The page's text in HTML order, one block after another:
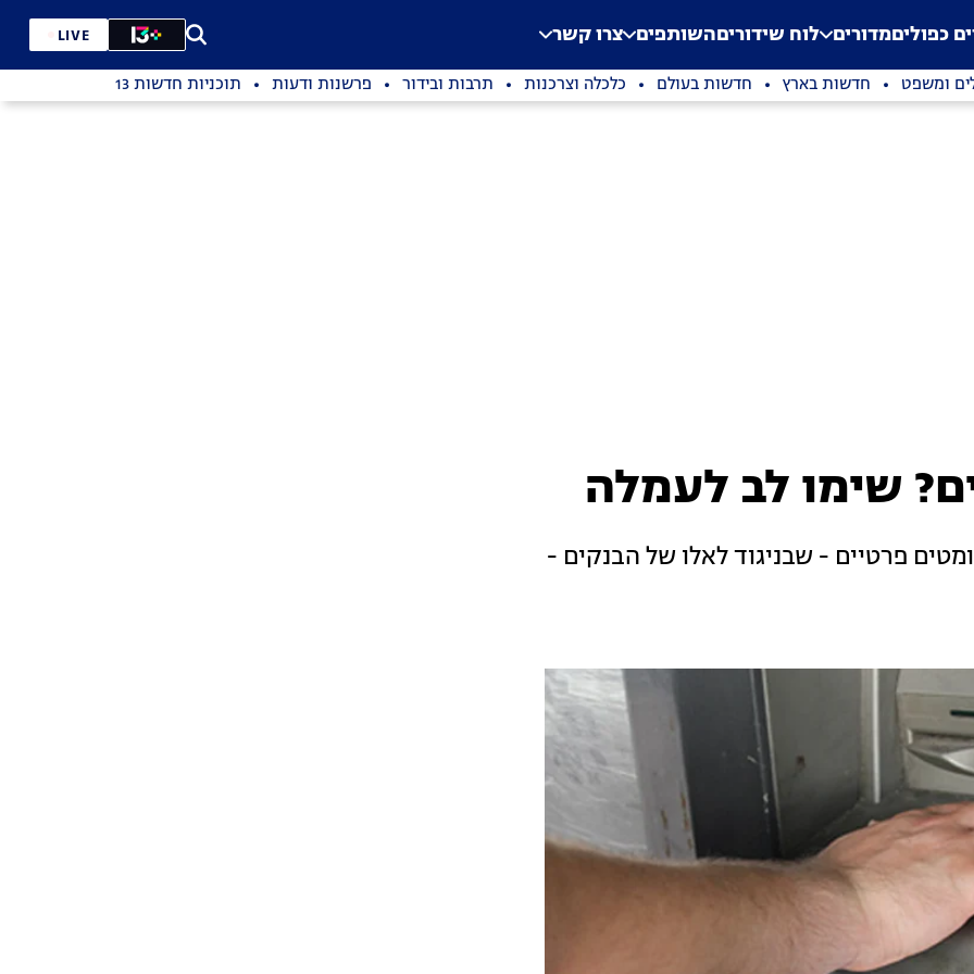
Application error: a
. כפוליםמדורים לוח שידוריםהשותפים צרו קשר LIVE
ומשפט חדשות בארץ חדשות בעולם כלכלה וצרכנות תרבות ובידור פרשנות ודעות תוכניות חדשות 13
שימו לב לעמלה
פרטיים - שבניגוד לאלו של הבנקים -